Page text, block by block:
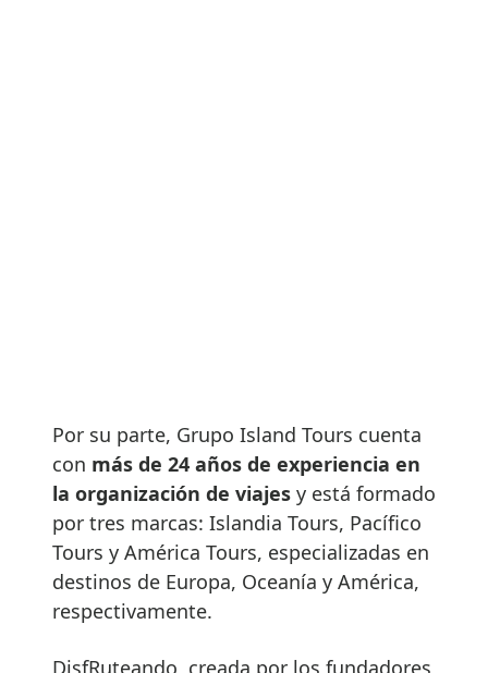
Por su parte, Grupo Island Tours cuenta
con más de 24 años de experiencia en
la organización de viajes y está formado
por tres marcas: Islandia Tours, Pacífico
Tours y América Tours, especializadas en
destinos de Europa, Oceanía y América,
respectivamente.
DisfRuteando, creada por los fundadores